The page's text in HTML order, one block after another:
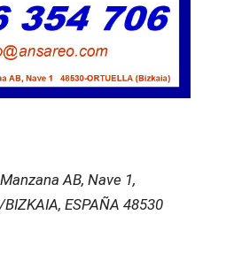
AB, Nave 1,
ESPAÑA 48530